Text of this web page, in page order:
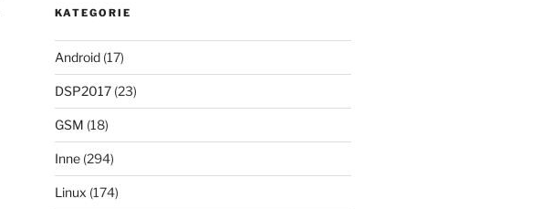
KATEGORIE
Android(17)
DSP2017(23)
GSM (18)
Inne(294)
Linux (174)